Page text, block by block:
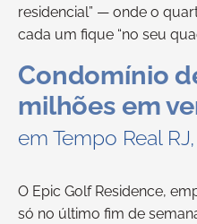
residencial” — onde o
cada um fique “no seu
Condomínio
milhões em
em Tempo Real
O Epic Golf Residence,
só no último fim de